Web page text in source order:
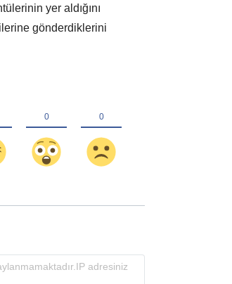
yer aldığını
gönderdiklerini